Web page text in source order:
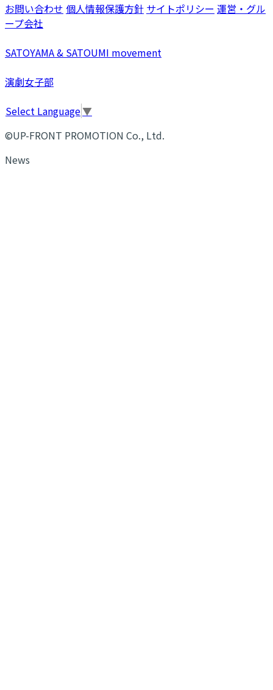
お問い合わせ 個人情報保護方針 サイトポリシー 運営・グル
ープ会社
SATOYAMA & SATOUMI movement
演劇女子部
Select Language▼
©UP-FRONT PROMOTION Co., Ltd.
News